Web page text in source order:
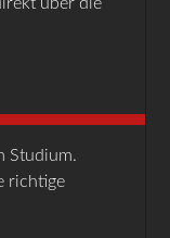
Studium.
richtige